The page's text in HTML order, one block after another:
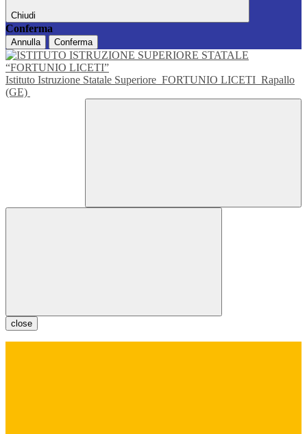
Chiudi
Conferma
Annulla Conferma
Istituto Istruzione Statale Superiore FORTUNIO LICETI Rapallo
(GE)
close